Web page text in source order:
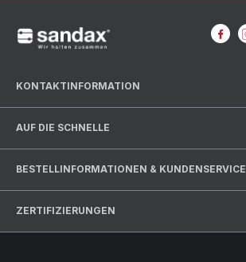
KONTAKTINFORMATION
AUF DIE SCHNELLE
BESTELLINFORMATIONEN & KUNDENSERVICE
ZERTIFIZIERUNGEN